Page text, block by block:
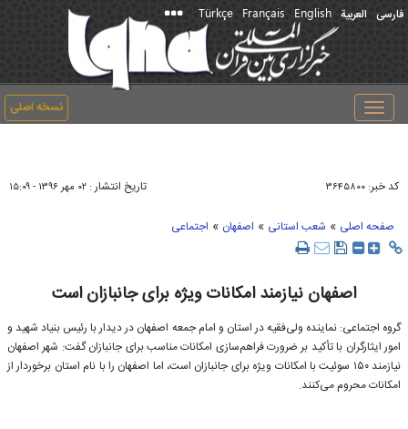
فارسی العربیة English
Français
Türkçe
نسخه اصلی
Toggle
navigation
کد خبر: ۳۶۴۵۸۰۰ تاریخ انتشار : ۰۲ مهر ۱۳۹۶ - ۱۵:۰۹
صفحه اصلی » شعب استانی » اصفهان » اجتماعی
اصفهان نیازمند امکانات ویژه برای جانبازان است
گروه اجتماعی: نماینده ولی‌فقیه در استان و امام جمعه اصفهان در دیدار با رئیس بنیاد شهید و
امور ایثارگران با تأکید بر ضرورت فراهم‌سازی امکانات مناسب برای جانبازان گفت: شهر اصفهان
نیازمند ۱۵۰ سوئیت با امکانات ویژه برای جانبازان است، اما اصفهان را با نام استان برخوردار از
امکانات محروم می‌کنند.